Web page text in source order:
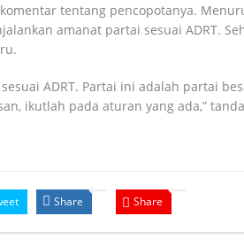
tentang pencopotanya.
amanat partai sesuai ADRT.
ADRT. Partai ini adalah partai
ikutlah pada aturan yang ada,”
Share Share